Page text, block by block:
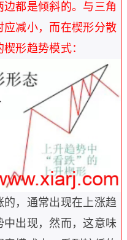
都是倾斜的。与三角
减小，而在楔形分散
形趋势模式：
，通常出现在上涨趋
出现，然而，这意味